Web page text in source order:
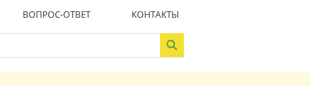
ВОПРОС-ОТВЕТ КОНТАКТЫ